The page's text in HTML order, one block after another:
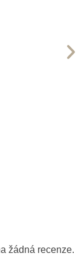
žádná recenze.